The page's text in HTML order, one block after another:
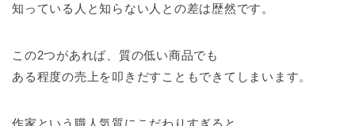
知っている人と知らない人との差は歴然です。
この2つがあれば、質の低い商品でも
ある程度の売上を叩きだすこともできてしまいます。
作家という職人気質にこだわりすぎると